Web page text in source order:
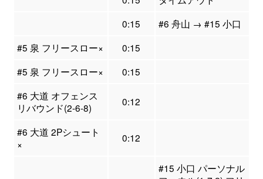
0:15
#6 舟山 → #15 小口
#5 泉 フリースロー×
0:15
#5 泉 フリースロー×
0:15
#6 大道 オフェンス
リバウンド(2-6-8)
0:12
#6 大道 2Pシュート
×
0:12
#15 小口 パーソナル